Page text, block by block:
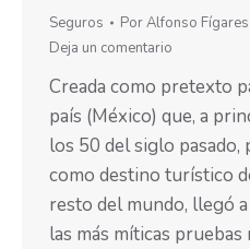
Seguros PorAlfonso Fígares
Deja un comentario
Creada como pretexto
país (México) que, a
los 50 del siglo
como destino turístico
resto del mundo, llegó
las más míticas